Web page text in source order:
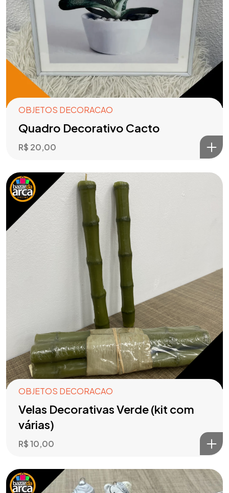
OBJETOS DECORACAO
Quadro Decorativo Cacto
R$ 20,00
OBJETOS DECORACAO
Velas Decorativas Verde (kit com
várias)
R$10,00